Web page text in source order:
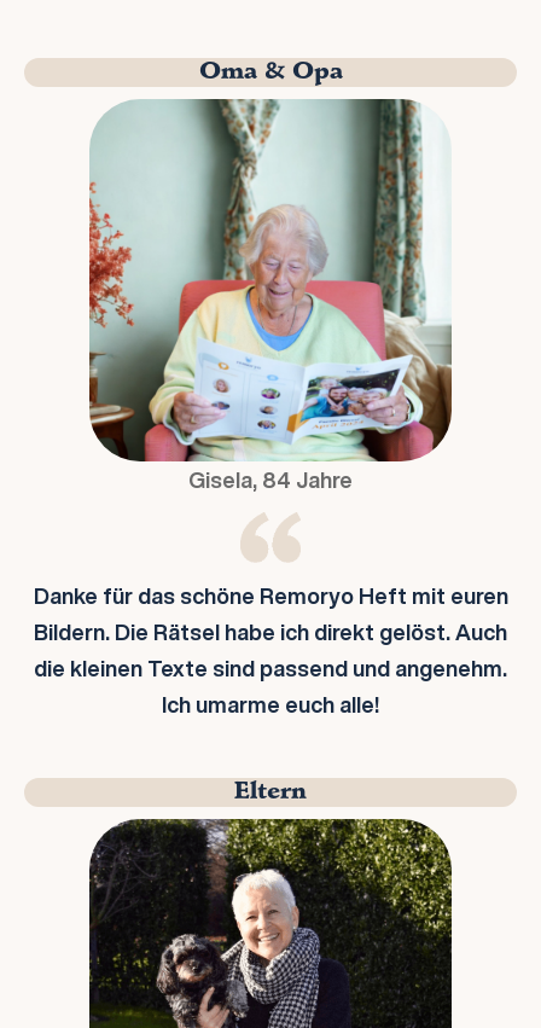
Oma & Opa
Gisela, 84 Jahre
Danke für das schöne Remoryo Heft mit euren
Bildern. Die Rätsel habe ich direkt gelöst. Auch
die kleinen Texte sind passend und angenehm.
Ich umarme euch alle!
Eltern